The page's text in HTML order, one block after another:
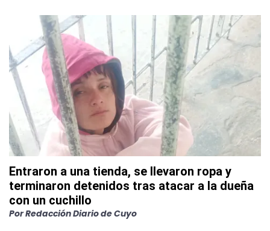
Entraron a una tienda, se llevaron ropa y
terminaron detenidos tras atacar a la dueña
con un cuchillo
PorRedacción Diario de Cuyo